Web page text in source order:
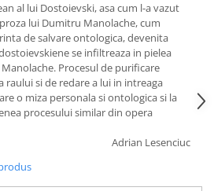
al lui Dostoievski, asa cum l-a vazut
lui Dumitru Manolache, cum
de salvare ontologica, devenita
se infiltreaza in pielea
Procesul de purificare
raului si de redare a lui in intreaga
o miza personala si ontologica si la
procesului similar din opera
Adrian Lesenciuc